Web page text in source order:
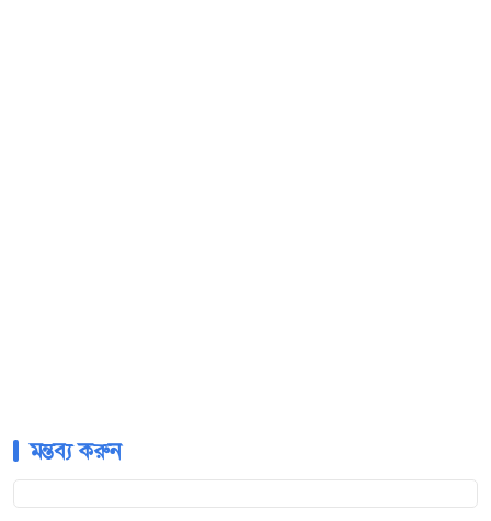
মন্তব্য করুন